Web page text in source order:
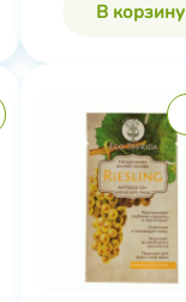
В корзину